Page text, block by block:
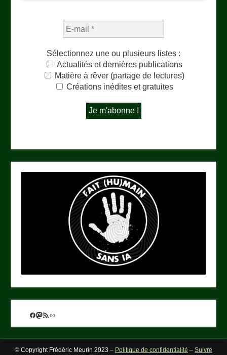
Sélectionnez une ou plusieurs listes :
Actualités et dernières publications
Matière à rêver (partage de lectures)
Créations inédites et gratuites
Facebook
Mastodon
Flux RSS
Lien
© Copyright Frédéric Meurin 2023 – Politique de confidentialité – Suivre